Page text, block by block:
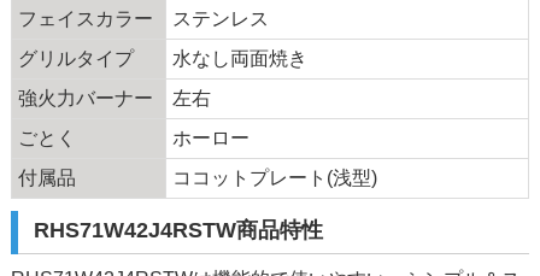
フェイスカラー
ステンレス
グリルタイプ
水なし両面焼き
強火力バーナー
左右
ごとく
ホーロー
付属品
ココットプレート(浅型)
RHS71W42J4RSTW商品特性